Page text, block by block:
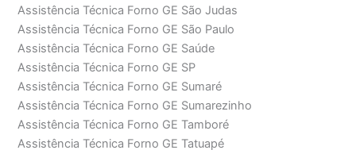
Assistência Técnica Forno GE São Judas
Assistência Técnica Forno GE São Paulo
Assistência Técnica Forno GE Saúde
Assistência Técnica Forno GE SP
Assistência Técnica Forno GE Sumaré
Assistência Técnica Forno GE Sumarezinho
Assistência Técnica Forno GE Tamboré
Assistência Técnica Forno GE Tatuapé